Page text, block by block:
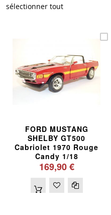
sélectionner tout
FORD MUSTANG
SHELBY GT500
Cabriolet 1970 Rouge
Candy 1/18
169,90 €